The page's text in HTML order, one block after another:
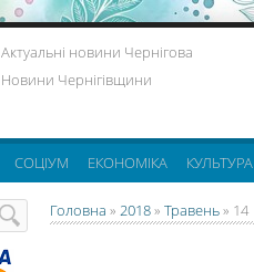
Актуальні новини Чернігова
Новини Чернігівщини
СОЦІУМ ЕКОНОМІКА КУЛЬТУРА
Головна » 2018» Травень» 14